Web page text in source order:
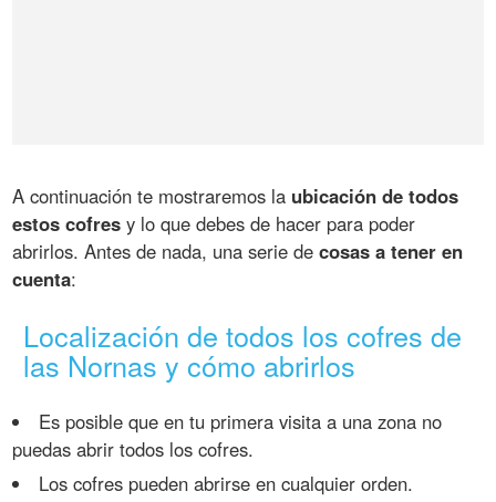
A continuación te mostraremos la ubicación de todos
estos cofres y lo que debes de hacer para poder
abrirlos. Antes de nada, una serie decosas a tener en
cuenta:
Localización de todos los cofres de
las Nornas y cómo abrirlos
Es posible que en tu primera visita a una zona no
puedas abrir todos los cofres.
Los cofres pueden abrirse en cualquier orden.